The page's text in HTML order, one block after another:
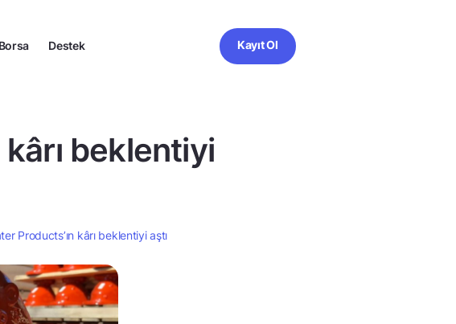
Destek Kayıt Ol
beklentiyi
Products’ın kârı beklentiyi aştı